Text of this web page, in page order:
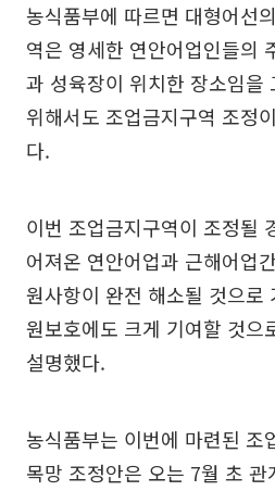
농식품부에 따르면 대형어선
역은 영세한 연안어업인들의
과 성육장이 위치한 장소임을
위해서도 조업금지구역 조정
다.
이번 조업금지구역이 조정될
어져온 연안어업과 근해어업
원사항이 완전 해소될 것으로
원보호에도 크게 기여할 것으
설명했다.
농식품부는 이번에 마련된 조
목망 조정안은 오는 7월 초